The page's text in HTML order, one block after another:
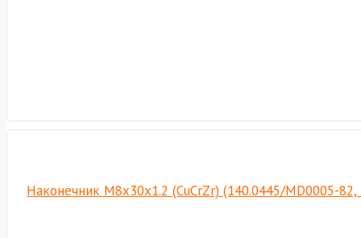
Наконечник М8х30х1.2 (CuCrZr) (140.0445/MD0005-